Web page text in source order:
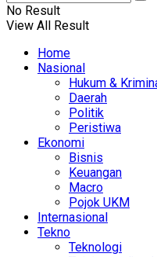
No Result
View All Result
Home
Nasional
Hukum &
Daerah
Politik
Peristiwa
Ekonomi
Bisnis
Keuangan
Macro
Pojok UKM
Internasional
Tekno
Teknologi